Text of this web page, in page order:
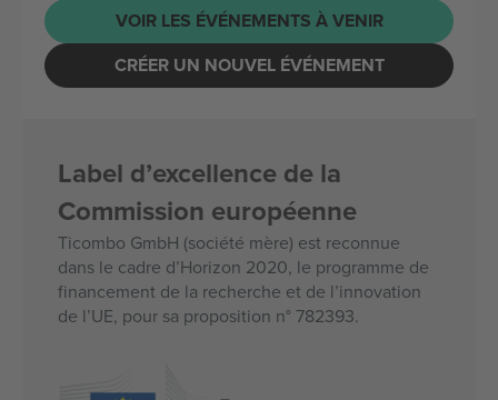
VOIR LES ÉVÉNEMENTS À VENIR
CRÉER UN NOUVEL ÉVÉNEMENT
Label d’excellence de la
Commission européenne
Ticombo GmbH (société mère) est reconnue
dans le cadre d’Horizon 2020, le programme de
financement de la recherche et de l’innovation
de l’UE, pour sa proposition n° 782393.